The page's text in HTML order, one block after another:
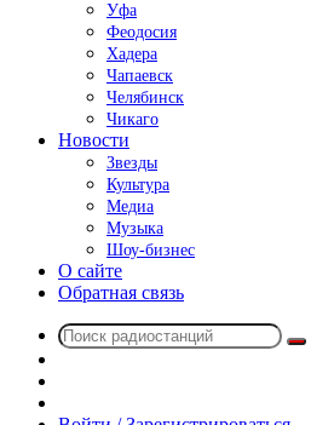
Уфа
Феодосия
Хадера
Чапаевск
Челябинск
Чикаго
Новости
Звезды
Культура
Медиа
Музыка
Шоу-бизнес
О сайте
Обратная связь
Поиск